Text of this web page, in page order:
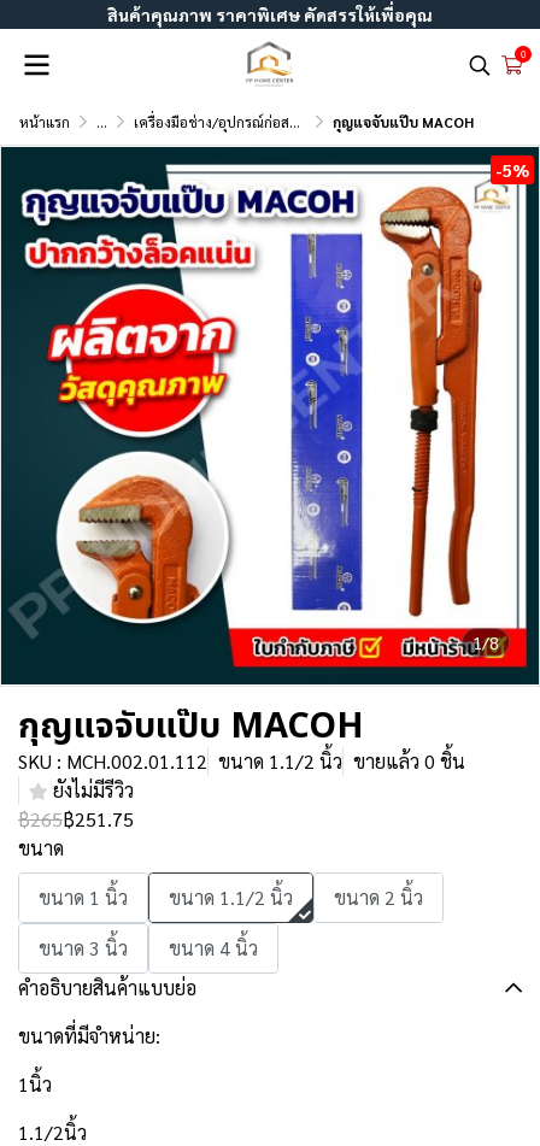
สินค้าคุณภาพ ราคาพิเศษ คัดสรรให้เพื่อคุณ
0
หน้าแรก ... เครื่องมือช่าง/อุปกรณ์ก่อสร้าง กุญแจจับแป๊บ MACOH
1/8
-5%
กุญแจจับแป๊บ MACOH
SKU : MCH.002.01.112 ขนาด 1.1/2 นิ้ว ขายแล้ว 0 ชิ้น
ยังไม่มีรีวิว
฿265฿251.75
ขนาด
ขนาด 1 นิ้ว
ขนาด 1.1/2 นิ้ว
ขนาด 2 นิ้ว
ขนาด 3 นิ้ว
ขนาด 4 นิ้ว
คำอธิบายสินค้าแบบย่อ
ขนาดที่มีจำหน่าย:
1นิ้ว
1.1/2นิ้ว